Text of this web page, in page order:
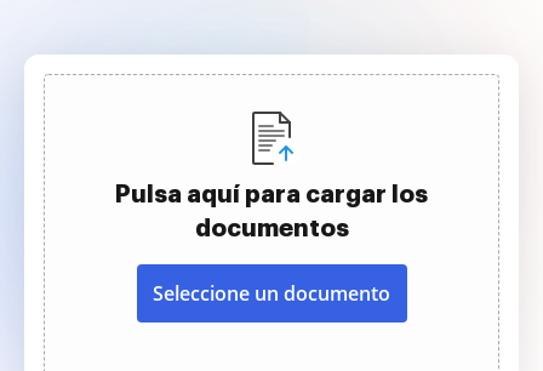
Pulsa aquí para cargar los
documentos
Seleccione un documento